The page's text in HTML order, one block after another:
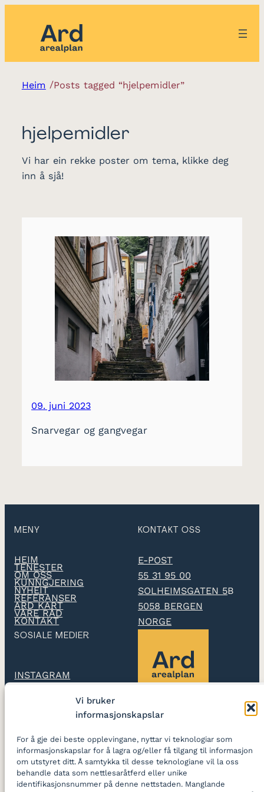
Vi bruker
informasjonskapslar
For å gje dei beste opplevingane, nyttar vi teknologiar som
informasjonskapslar for å lagra og/eller få tilgang til informasjon
om utstyret ditt. Å samtykka til desse teknologiane vil la oss
behandle data som nettlesaråtferd eller unike
identifikasjonsnummer på denne nettstaden. Manglande
Heim /Posts tagged “hjelpemidler”
hjelpemidler
Vi har ein rekke poster om tema, klikke deg
inn å sjå!
09. juni 2023
Snarvegar og gangvegar
MENY
HEIM
TENESTER
OM OSS
KUNNGJERING
NYHEIT
REFERANSER
ARD KART
VÅRE RÅD
KONTAKT
KONTAKT OSS
E-POST
55 31 95 00
SOLHEIMSGATEN 5B
5058 BERGEN
NORGE
SOSIALE MEDIER
INSTAGRAM
Ard arealplan
reguleringsplanar og
skapar gode stader
LOGG INN